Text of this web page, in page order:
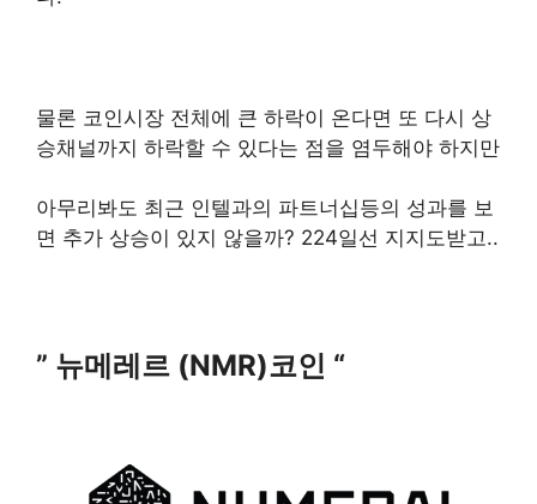
물론 코인시장 전체에 큰 하락이 온다면 또 다시 상
승채널까지 하락할 수 있다는 점을 염두해야 하지만
아무리봐도 최근 인텔과의 파트너십등의 성과를 보
면 추가 상승이 있지 않을까? 224일선 지지도받고..
” 뉴메레르 (NMR)코인 “